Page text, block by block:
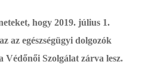
hogy 2019. július 1.
az egészségügyi dolgozók
Védőnői Szolgálat zárva lesz.